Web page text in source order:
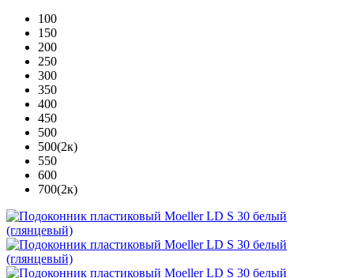
100
150
200
250
300
350
400
450
500
500(2к)
550
600
700(2к)